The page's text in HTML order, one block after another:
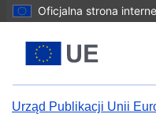
Oficjalna strona
Urząd Publikacji Unii